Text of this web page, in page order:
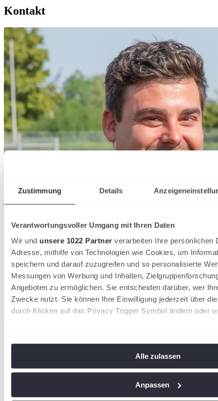
Zustimmung Details
Verantwortungsvoller Umgang mit Ihren Daten
Wir und unsere 1022 Partner verarbeiten Ihre persönlichen
Adresse, mithilfe von Technologien wie Cookies, um
speichern und darauf zuzugreifen und so personalisierte
Messungen von Werbung und Inhalten,
Angeboten zu ermöglichen. Sie entscheiden darüber, wer
Zwecke nutzt. Sie können Ihre Einwilligung jederzeit über
durch Klicken auf das Privacy Trigger Symbol ändern oder
Ihr Gerät durch aktives Scannen nach bestimmten
Erfahren Sie mehr darüber, wie Ihre persönlichen Daten
Alle zulassen
Anpassen
Kontakt
PascalBender
Sportentwicklung & Breitensport, Vereinsservice